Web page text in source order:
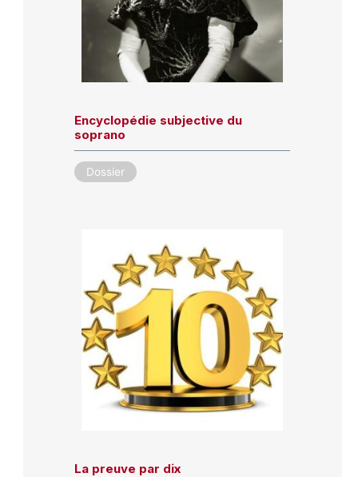
Encyclopédie subjective du
soprano
Dossier
La preuve par dix